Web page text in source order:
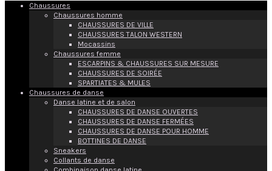
Chaussures
Chaussures homme
CHAUSSURES DE VILLE
CHAUSSURES TALON WESTERN
Mocassins
Chaussures femme
ESCARPINS & CHAUSSURES SUR MESURE
CHAUSSURES DE SOIRÉE
SPARTIATES & MULES
Chaussures de danse
Danse latine et de salon
CHAUSSURES DE DANSE OUVERTES
CHAUSSURES DE DANSE FERMÉES
CHAUSSURES DE DANSE POUR HOMME
BOTTINES DE DANSE
Sneakers
Collants de danse